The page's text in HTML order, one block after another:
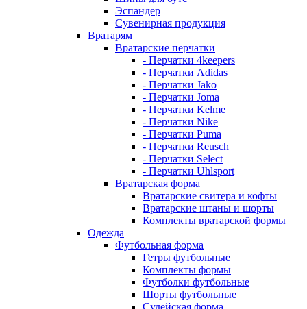
Эспандер
Сувенирная продукция
Вратарям
Вратарские перчатки
- Перчатки 4keepers
- Перчатки Adidas
- Перчатки Jako
- Перчатки Joma
- Перчатки Kelme
- Перчатки Nike
- Перчатки Puma
- Перчатки Reusch
- Перчатки Select
- Перчатки Uhlsport
Вратарская форма
Вратарские свитера и кофты
Вратарские штаны и шорты
Комплекты вратарской формы
Одежда
Футбольная форма
Гетры футбольные
Комплекты формы
Футболки футбольные
Шорты футбольные
Судейская форма